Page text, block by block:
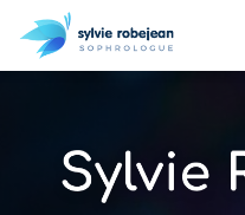
au
contenu